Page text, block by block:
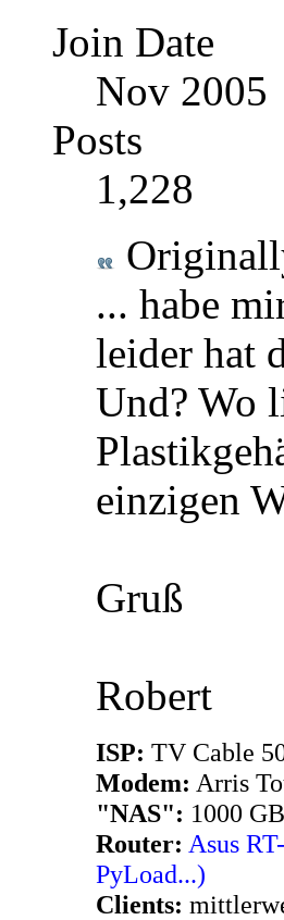
Join Date
Nov 2005
Posts
1,228
... habe
leider hat
Und? Wo
einzigen
Gruß
Robert
ISP: TV Cable
Modem: Arris
"NAS": 1000
Router: Asus
PyLoad...)
Clients: